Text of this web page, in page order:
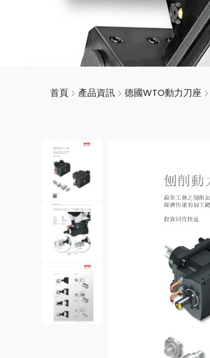
影片專區
聯絡我們
首頁 產品資訊 德國WTO動力刀座